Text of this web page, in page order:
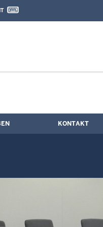
Kontaktformular
KONTAKT